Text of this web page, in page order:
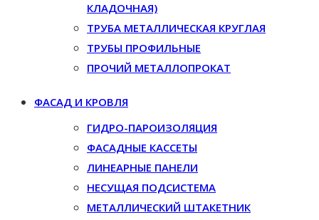
КЛАДОЧНАЯ)
ТРУБА МЕТАЛЛИЧЕСКАЯ КРУГЛАЯ
ТРУБЫ ПРОФИЛЬНЫЕ
ПРОЧИЙ МЕТАЛЛОПРОКАТ
ФАСАД И КРОВЛЯ
ГИДРО-ПАРОИЗОЛЯЦИЯ
ФАСАДНЫЕ КАССЕТЫ
ЛИНЕАРНЫЕ ПАНЕЛИ
НЕСУЩАЯ ПОДСИСТЕМА
МЕТАЛЛИЧЕСКИЙ ШТАКЕТНИК